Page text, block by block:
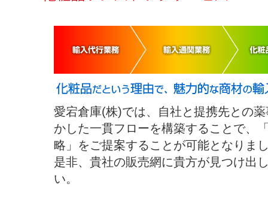
愛宕倉庫(株)では、自社と提携先との
かした一貫フローを構築することで、
略」をご提案することが可能となりま
是非、貴社の販売網に貴方が見つけ出
い。